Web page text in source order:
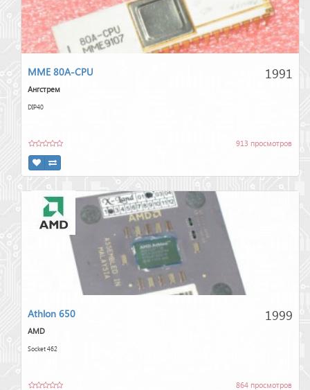
1991
MME 80A-CPU
Ангстрем
DIP40
913 просмотров
1999
Athlon 650
AMD
Socket 462
864 просмотров